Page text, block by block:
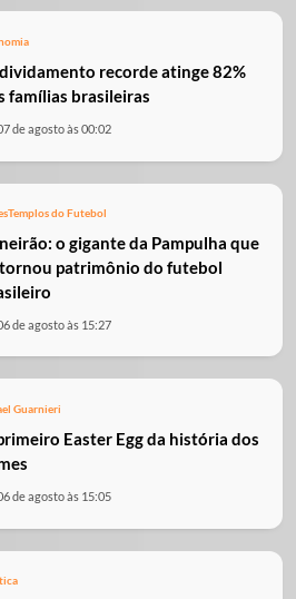
recorde atinge 82%
famílias brasileiras
de agosto às 00:02
Templos do Futebol
o gigante da Pampulha que
patrimônio do futebol
de agosto às 15:27
Guarnieri
Easter Egg da história dos
de agosto às 15:05